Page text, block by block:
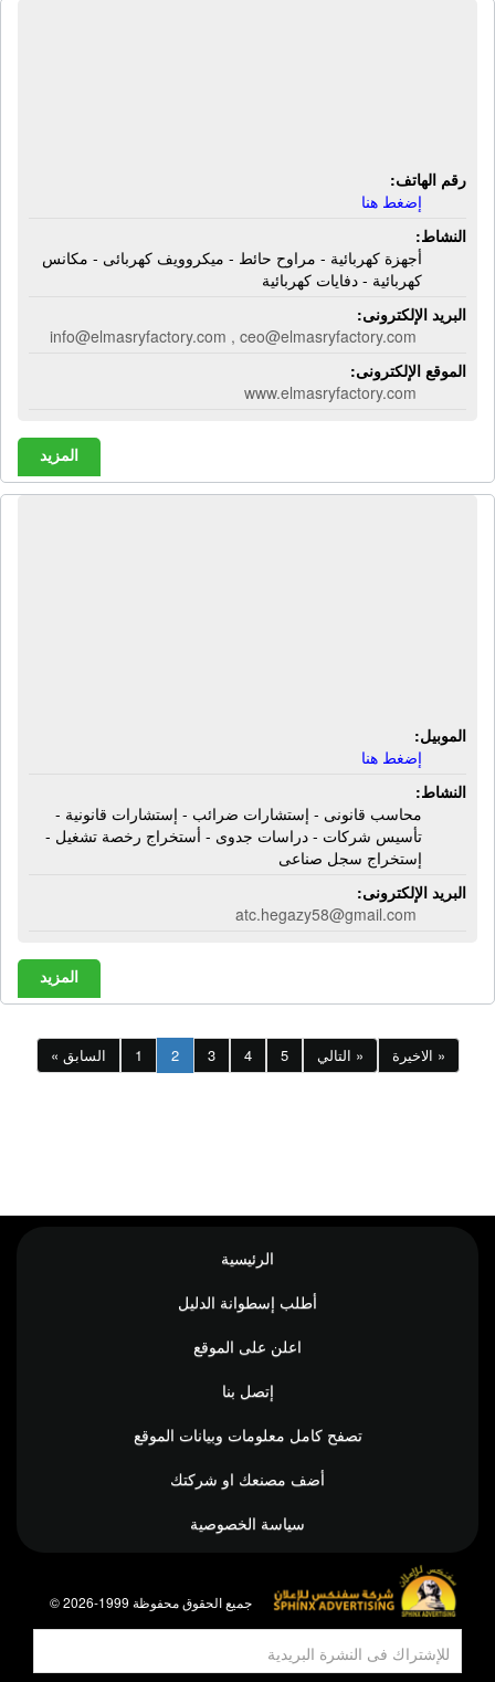
رقم الهاتف:
إضغط هنا
النشاط:
أجهزة كهربائية - مراوح حائط - ميكروويف كهربائى - مكانس
كهربائية - دفايات كهربائية
البريد الإلكترونى:
info@elmasryfactory.com , ceo@elmasryfactory.com
الموقع الإلكترونى:
www.elmasryfactory.com
المزيد
الموبيل:
إضغط هنا
النشاط:
محاسب قانونى - إستشارات ضرائب - إستشارات قانونية -
تأسيس شركات - دراسات جدوى - أستخراج رخصة تشغيل -
إستخراج سجل صناعى
البريد الإلكترونى:
atc.hegazy58@gmail.com
المزيد
« السابق 1 2 3 4 5 التالي » الاخيرة »
الرئيسية
أطلب إسطوانة الدليل
اعلن على الموقع
إتصل بنا
تصفح كامل معلومات وبيانات الموقع
أضف مصنعك او شركتك
سياسة الخصوصية
© جميع الحقوق محفوظة 1999-2026